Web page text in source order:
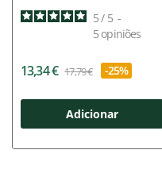
200ml
5/ 5 -
5 opiniões
13,34 € 17,79 € -25%
Adicionar